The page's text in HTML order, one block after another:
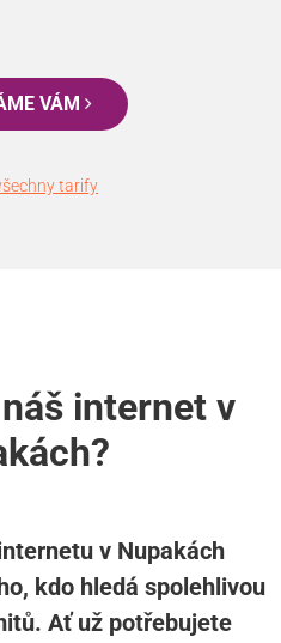
VÁM
tarify
internet v
v Nupakách
kdo hledá spolehlivou
Ať už potřebujete